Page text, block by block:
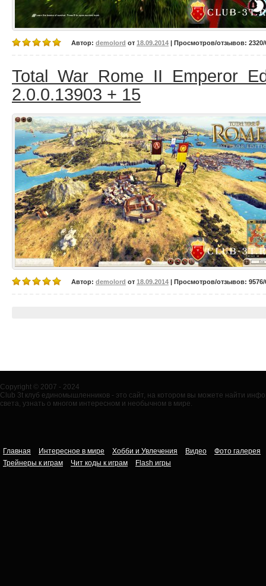
Автор: demolord от 18.09.2014 | Просмотров/отзывов: 2320/
Total War Rome II Emperor
2.0.0.13903 + 15
Автор: demolord от 18.09.2014 | Просмотров/отзывов: 9576/
Copyright © 2007 - 2024
Club 3t клуб единомышленников - это сайт, на котором вы можете найти
света, узнать о многом интересном и необычном в мире.
Главная Интересное в мире Хобби и Увлечения Видео
Фото галерея
Трейнеры к играм
Чит коды к играм Flash игры